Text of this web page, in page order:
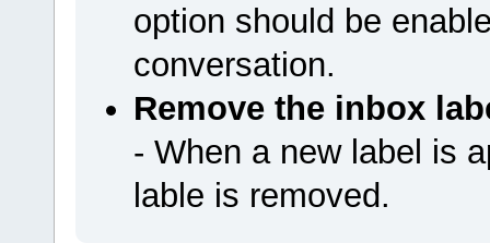
option should be
conversation.
Remove the inbox
- When a new label is
lable is removed.